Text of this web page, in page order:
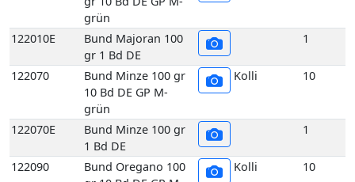
Bund Minze 100 gr
1 Bd DE
122090
Bund Oregano 100
gr 10 Bd DE GP M-
grün
10
Bund Oregano 100
gr 1 Bd DE
122140
Bund Rosmarin 100
gr 10 Bd DE GP M-
grün
10